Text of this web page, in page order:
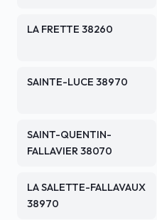
LA FRETTE 38260
SAINTE-LUCE 38970
SAINT-QUENTIN-
FALLAVIER 38070
LA SALETTE-FALLAVAUX
38970